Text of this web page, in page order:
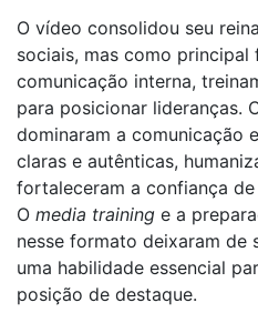
O vídeo consolidou seu
sociais, mas como principal
comunicação interna,
para posicionar lideranças.
dominaram a comunicação
claras e autênticas,
fortaleceram a confiança
O media training e a
nesse formato deixaram de
uma habilidade essencial
posição de destaque.